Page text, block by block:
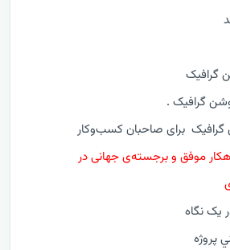
گرافیک
گرافیک .
گرافیک برای صاحبان کسب‌وکار
موفق و برجسته‌ی جهانی در
یک نگاه
پروژه